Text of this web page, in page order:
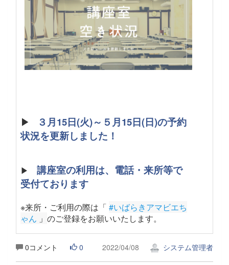
▶
３月15日(火)～５月15日(日)の予約
状況を更新しました！
▶ 講座室の利用は、電話・来所等で
受付ております
※来所・ご利用の際は「 #いばらきアマビエち
ゃん 」 のご登録をお願いいたします。
0コメント 0 2022/04/08 システム管理者